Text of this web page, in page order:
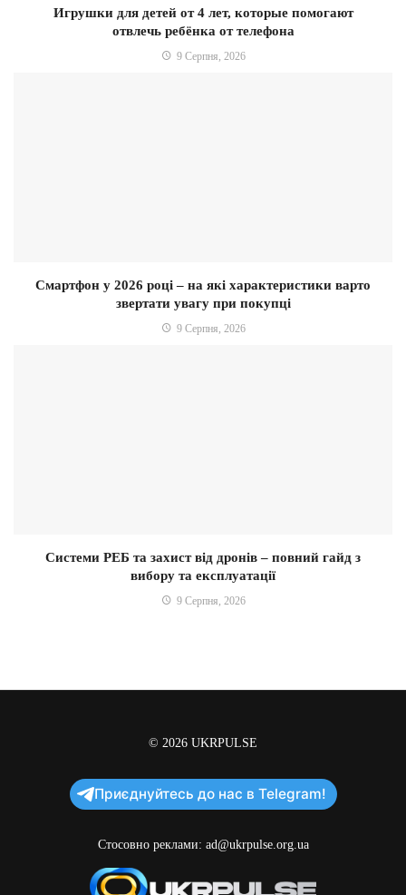
Игрушки для детей от 4 лет, которые помогают
отвлечь ребёнка от телефона
9 Серпня, 2026
Смартфон у 2026 році – на які характеристики варто
звертати увагу при покупці
9 Серпня, 2026
Системи РЕБ та захист від дронів – повний гайд з
вибору та експлуатації
9 Серпня, 2026
© 2026 UKRPULSE
Приєднуйтесь до нас в Telegram!
Стосовно реклами: ad@ukrpulse.org.ua